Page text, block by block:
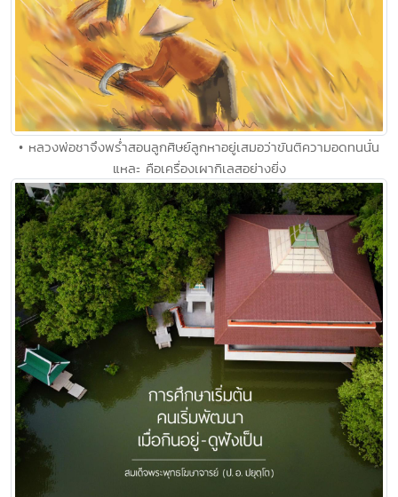
• หลวงพ่อชาจึงพร่ำสอนลูกศิษย์ลูกหาอยู่เสมอว่าขันติความอดทนนั่น
แหละ คือเครื่องเผากิเลสอย่างยิ่ง